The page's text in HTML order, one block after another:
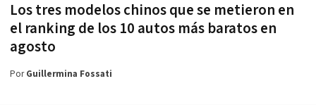
Los tres modelos chinos que se metieron en
el ranking de los 10 autos más baratos en
agosto
PorGuillermina Fossati